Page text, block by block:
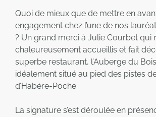
Quoi de mieux que de mettre en
engagement chez l’une de nos
? Un grand merci à Julie Courbet qui
chaleureusement accueillis et fait
superbe restaurant, l’Auberge du
idéalement situé au pied des pistes
d’Habère-Poche.
La signature s’est déroulée en